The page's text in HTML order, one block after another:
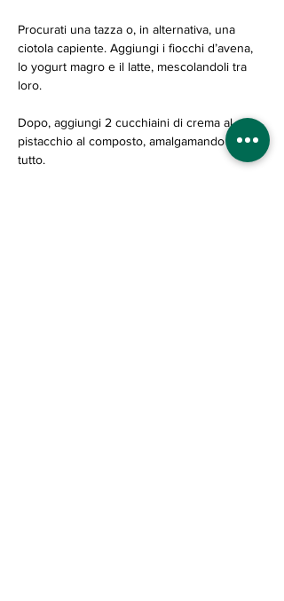
Procurati una tazza o, in alternativa, una
ciotola capiente. Aggiungi i fiocchi d’avena,
lo yogurt magro e il latte, mescolandoli tra
loro.
Dopo, aggiungi 2 cucchiaini di crema al
pistacchio al composto, amalgamando il
tutto.